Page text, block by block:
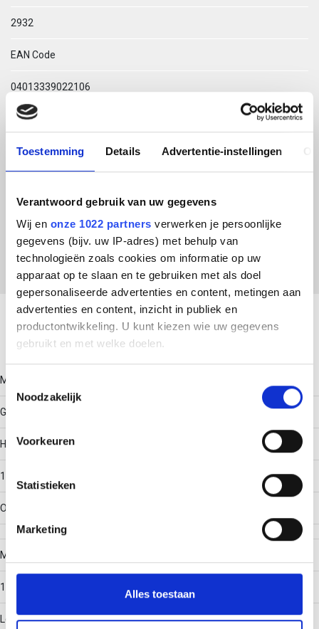
Toestemming Details Advertentie-instellingen
Verantwoord gebruik van uw gegevens
Wij en onze 1022 partners verwerken je persoonlijke
gegevens (bijv. uw IP-adres) met behulp van
technologieën zoals cookies om informatie op uw
apparaat op te slaan en te gebruiken met als doel
gepersonaliseerde advertenties en content, metingen aan
advertenties en content, inzicht in publiek en
productontwikkeling. U kunt kiezen wie uw gegevens
gebruikt en met welke doelen.
Informatie verzamelen over uw geografische locatie,
Uw apparaat identificeren door het actief te scannen
op specifieke eigenschappen (fingerprinting)
verwerkt en stel uw voorkeuren in het
detailgedeelte in.
personaliseren, om functies voor social media te bieden
en om ons websiteverkeer te analyseren. Ook delen we
partners voor social media, adverteren en analyse. Deze
Toestemmingsselectie
Noodzakelijk
Voorkeuren
Statistieken
Marketing
Alles toestaan
2932
EAN Code
04013339022106
Technische omschrijving
2932/2 ERO C-PROFIEL
regelapparatuur
Download productsheet
Technische gegevens
Model
G-rail
Hoogte
15
Oppervlaktebescherming
Materiaaldikte
1.5
Lengte